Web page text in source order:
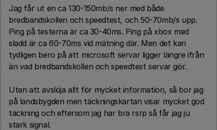
Jag får ut en ca 130-150mb/s ner med både
bredbandskollen och speedtest, och 50-70mb/s upp.
Ping på testerna är ca 30-40ms. Ping på xbox med
sladd är ca 60-70ms vid mätning där. Men det kan
tydligen bero på att microsoft servar ligger längre ifrån
än vad bredbandskollen och speedtest servar gör.
Utan att avslöja allt för mycket information, så bor jag
på landsbygden men täckningskartan visar mycket god
täckning och eftersom jag har bra rsrp så får jag ju
stark signal.